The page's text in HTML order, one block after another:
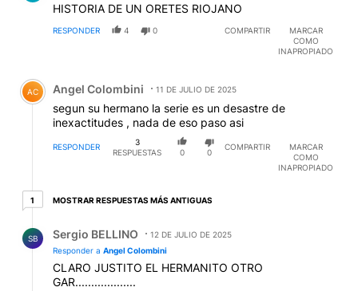
HISTORIA DE UN ORETES RIOJANO
RESPONDER 4 0 COMPARTIR
MARCAR
COMO
INAPROPIADO
Comentario de Angel Colombini.
AC Angel Colombini 11 DE JULIO DE 2025
segun su hermano la serie es un desastre de
inexactitudes , nada de eso paso asi
RESPONDER
3
RESPUESTAS
0 0
COMPARTIR
MARCAR
COMO
INAPROPIADO
11 respuesta más antiguas
MOSTRAR RESPUESTAS MÁS ANTIGUAS
SB Sergio BELLINO
12 DE JULIO DE 2025
Responder a Angel Colombini
CLARO JUSTITO EL HERMANITO OTRO
GAR...................